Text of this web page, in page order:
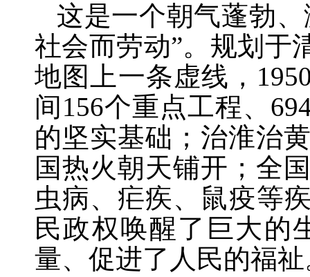
这是一个朝气蓬勃
社会而劳动”。规划于
地图上一条虚线，
间156个重点工程、
的坚实基础；治淮治
国热火朝天铺开；全
虫病、疟疾、鼠疫等
民政权唤醒了巨大的
量、促进了人民的福